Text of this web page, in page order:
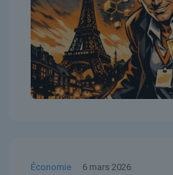
Économie 6 mars 2026